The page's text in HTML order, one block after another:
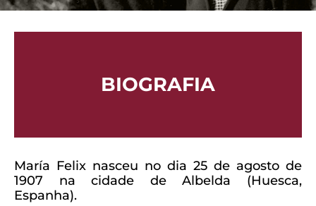
BIOGRAFIA
María Felix nasceu no dia 25 de agosto de
1907 na cidade de Albelda (Huesca,
Espanha).